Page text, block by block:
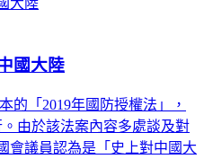
國大陸
的「2019年國防授權法」，
由於該法案內容多處談及對
會議員認為是「史上對中國大